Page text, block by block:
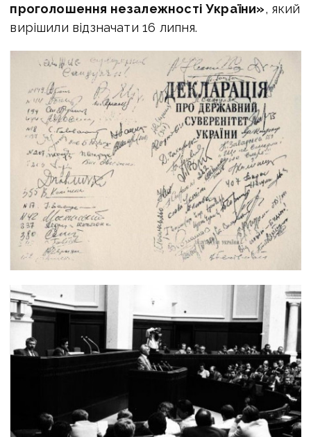
проголошення незалежності України», який
вирішили відзначати 16 липня.